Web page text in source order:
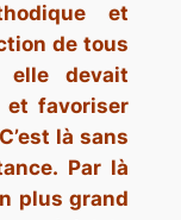
et
de tous
elle devait
et favoriser
là sans
Par là
plus grand